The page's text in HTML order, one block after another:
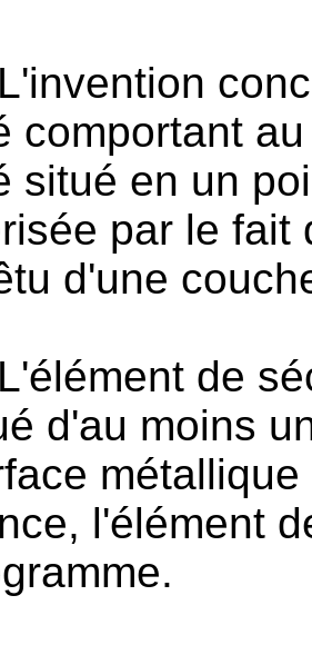
L'invention
comportant
situé en un
par le fait
d'une
L'élément de
d'au moins
l'élément